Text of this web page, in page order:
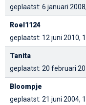
geplaatst: 6 januari
Roel1124
geplaatst: 12 juni 2010,
Tanita
geplaatst: 20 februari
Bloompje
geplaatst: 21 juni 2004,